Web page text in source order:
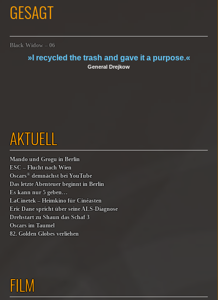
GESAGT
Black Widow – 06
»I recycled the trash and gave it a purpose.«
General Drejkow
AKTUELL
Mando und Grogu in Berlin
ESC – Flucht nach Wien
Oscars® demnächst bei YouTube
Das letzte Abenteuer beginnt in Berlin
Es kann nur 5 geben…
LaCinetek – Heimkino für Cinéasten
Eric Dane spricht über seine ALS-Diagnose
Drehstart zu Shaun das Schaf 3
Oscars im Taumel
82. Golden Globes verliehen
FILM